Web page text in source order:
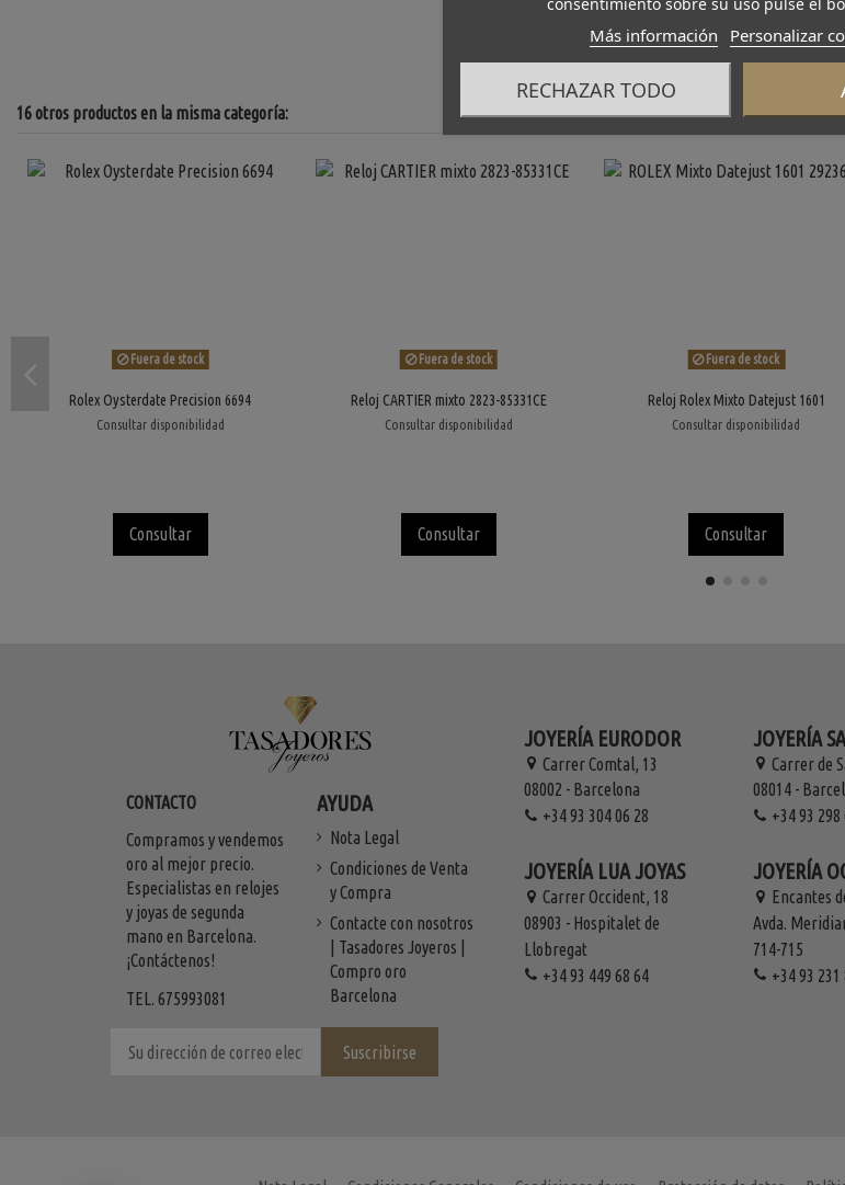
16 otros productos en la misma categoría:
Fuera de stock
Rolex Oysterdate Precision 6694
Consultar disponibilidad
Consultar
Fuera de stock
Reloj CARTIER mixto 2823-85331CE
Consultar disponibilidad
Consultar
Fuera de stock
Reloj Rolex Mixto Datejust 1601
Consultar disponibilidad
Consultar
CONTACTO
Compramos y vendemos
oro al mejor precio.
Especialistas en relojes
y joyas de segunda
mano en Barcelona.
¡Contáctenos!
TEL. 675993081
AYUDA
Nota Legal
Condiciones de Venta
y Compra
Contacte con nosotros
| Tasadores Joyeros |
Compro oro
Barcelona
JOYERÍA EURODOR
Carrer Comtal, 13
08002 - Barcelona
+34 93 304 06 28
JOYERÍA
Carrer de
08014 -
+34 93 298
JOYERÍA LUA JOYAS
Carrer Occident, 18
08903 - Hospitalet de
Llobregat
+34 93 449 68 64
JOYERÍA
Encantes
Avda.
714-715
+34 93 231
Más información Personalizar
RECHAZAR TODO